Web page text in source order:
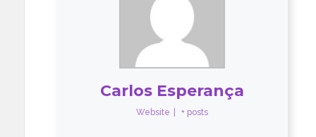
Carlos Esperança
Website + posts